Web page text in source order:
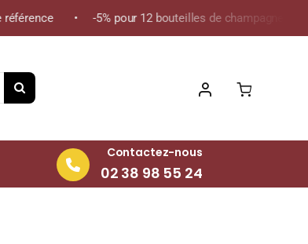
• -5% pour 12 bouteilles de champagne de la
Contactez-nous
02 38 98 55 24